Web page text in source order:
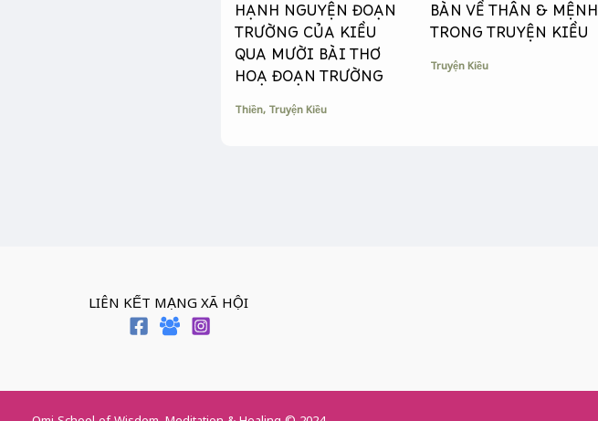
HẠNH NGUYỆN ĐOẠN
TRƯỜNG CỦA KIỀU
QUA MƯỜI BÀI THƠ
HOẠ ĐOẠN TRƯỜNG
Thiền, Truyện Kiều
BÀN VỀ THÂN & MỆNH
TRONG TRUYỆN KIỀU
Truyện Kiều
LIÊN KẾT MẠNG XÃ HỘI